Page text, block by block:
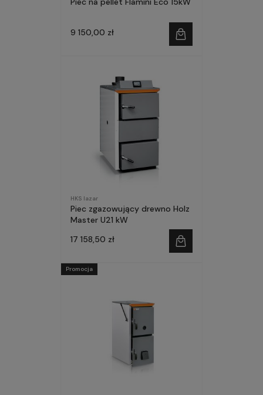
9 150,00 zł
HKS lazar
Piec zgazowujący drewno Holz
Master U21 kW
17 158,50 zł
Promocja